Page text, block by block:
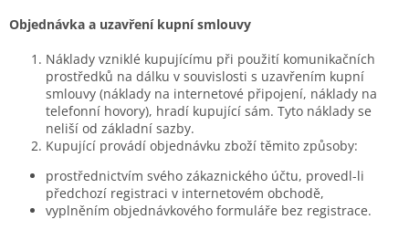
Objednávka a uzavření kupní smlouvy
Náklady vzniklé kupujícímu při použití komunikačních
prostředků na dálku v souvislosti s uzavřením kupní
smlouvy (náklady na internetové připojení, náklady na
telefonní hovory), hradí kupující sám. Tyto náklady se
neliší od základní sazby.
Kupující provádí objednávku zboží těmito způsoby:
prostřednictvím svého zákaznického účtu, provedl-li
předchozí registraci v internetovém obchodě,
vyplněním objednávkového formuláře bez registrace.